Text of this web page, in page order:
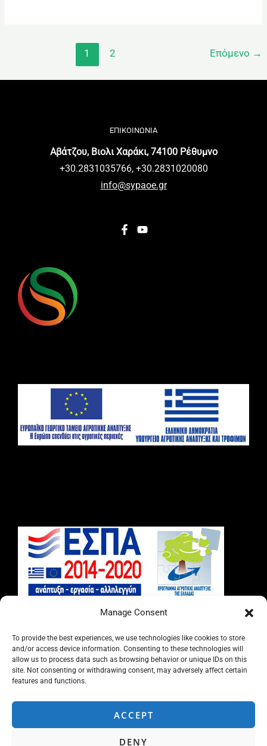
Manage Consent
To provide the best experiences, we use technologies like cookies to store
and/or access device information. Consenting to these technologies will
allow us to process data such as browsing behavior or unique IDs on this
site. Not consenting or withdrawing consent, may adversely affect certain
features and functions.
ACCEPT
DENY
1 2 Επόμενο →
ΕΠΙΚΟΙΝΩΝΙΑ
Αβάτζου, Βιολι Χαράκι, 74100 Ρέθυμνο
+30.2831035766, +30.2831020080
info@sypaoe.gr